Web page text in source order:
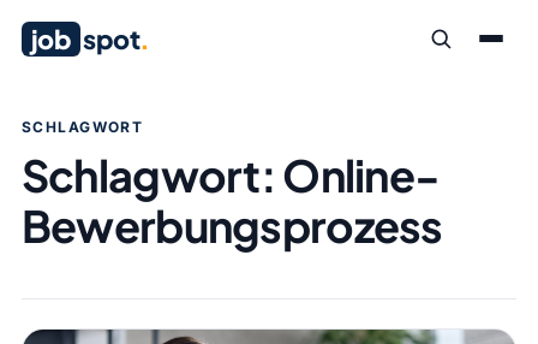
job spot.
SCHLAGWORT
Schlagwort:Online-
Bewerbungsprozess